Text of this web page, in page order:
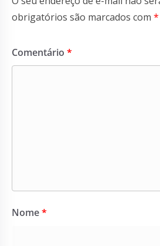
obrigatórios são marcados com *
Comentário *
Nome*